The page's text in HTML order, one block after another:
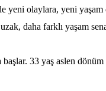
yeni olaylara, yeni
daha farklı yaşam
33 yaş aslen